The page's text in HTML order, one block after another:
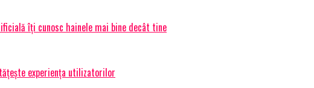
îți cunosc hainele mai bine decât tine
experiența utilizatorilor